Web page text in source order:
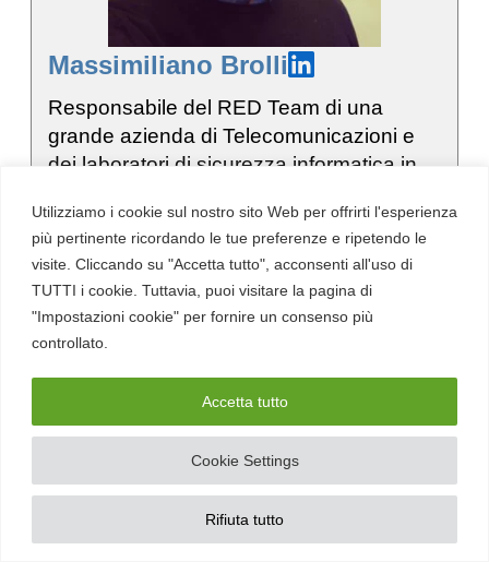
Utilizziamo i cookie sul nostro sito Web per offrirti l'esperienza
più pertinente ricordando le tue preferenze e ripetendo le
visite. Cliccando su "Accetta tutto", acconsenti all'uso di
TUTTI i cookie. Tuttavia, puoi visitare la pagina di
"Impostazioni cookie" per fornire un consenso più
controllato.
Cookie Settings
Rifiuta tutto
Accetta tutto
Massimiliano Brolli
Responsabile del RED Team di una
grande azienda di Telecomunicazioni e
dei laboratori di sicurezza informatica in
manageriali che vanno dal ICT Risk
Management all’ingegneria del software
alla docenza in master universitari.
Aree di competenza: Bug Hunting, Red Team,
Cyber Threat Intelligence, Cyber Warfare e
Iscriviti alla nostra newsletter
Iscriviti alla newsletter settimanale di Red Hot Cyber